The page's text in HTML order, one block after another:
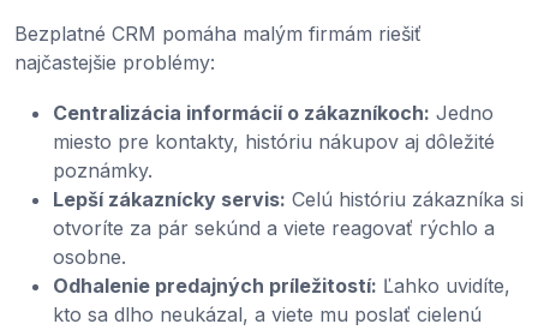
Bezplatné CRM pomáha malým firmám riešiť
najčastejšie problémy:
Centralizácia informácií o zákazníkoch: Jedno
miesto pre kontakty, históriu nákupov aj dôležité
poznámky.
Lepší zákaznícky servis: Celú históriu zákazníka si
otvoríte za pár sekúnd a viete reagovať rýchlo a
osobne.
Odhalenie predajných príležitostí: Ľahko uvidíte,
kto sa dlho neukázal, a viete mu poslať cielenú